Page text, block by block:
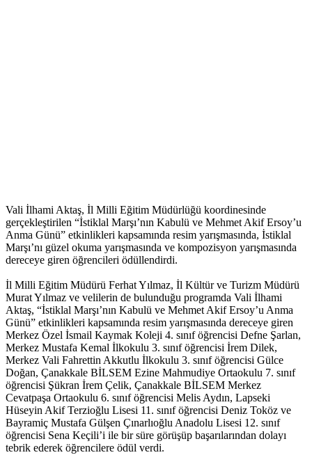
Vali İlhami Aktaş, İl Milli Eğitim Müdürlüğü koordinesinde
gerçekleştirilen “İstiklal Marşı’nın Kabulü ve Mehmet Akif Ersoy’u
Anma Günü” etkinlikleri kapsamında resim yarışmasında, İstiklal
Marşı’nı güzel okuma yarışmasında ve kompozisyon yarışmasında
dereceye giren öğrencileri ödüllendirdi.
İl Milli Eğitim Müdürü Ferhat Yılmaz, İl Kültür ve Turizm Müdürü
Murat Yılmaz ve velilerin de bulunduğu programda Vali İlhami
Aktaş, “İstiklal Marşı’nın Kabulü ve Mehmet Akif Ersoy’u Anma
Günü” etkinlikleri kapsamında resim yarışmasında dereceye giren
Merkez Özel İsmail Kaymak Koleji 4. sınıf öğrencisi Defne Şarlan,
Merkez Mustafa Kemal İlkokulu 3. sınıf öğrencisi İrem Dilek,
Merkez Vali Fahrettin Akkutlu İlkokulu 3. sınıf öğrencisi Gülce
Doğan, Çanakkale BİLSEM Ezine Mahmudiye Ortaokulu 7. sınıf
öğrencisi Şükran İrem Çelik, Çanakkale BİLSEM Merkez
Cevatpaşa Ortaokulu 6. sınıf öğrencisi Melis Aydın, Lapseki
Hüseyin Akif Terzioğlu Lisesi 11. sınıf öğrencisi Deniz Toköz ve
Bayramiç Mustafa Gülşen Çınarlıoğlu Anadolu Lisesi 12. sınıf
öğrencisi Sena Keçili’i ile bir süre görüşüp başarılarından dolayı
tebrik ederek öğrencilere ödül verdi.